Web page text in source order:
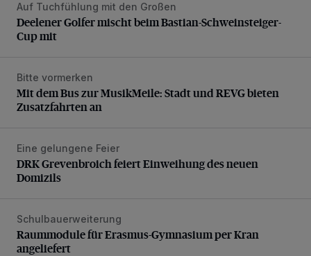
Deelener Golfer mischt beim Bastian-Schweinsteiger-
Auf Tuchfühlung mit den Großen
Deelener Golfer mischt beim Bastian-Schweinsteiger-
Cup mit
Mit dem Bus zur MusikMeile: Stadt und REVG bieten
Bitte vormerken
Mit dem Bus zur MusikMeile: Stadt und REVG bieten
Zusatzfahrten an
DRK Grevenbroich feiert Einweihung des neuen Domizils
Eine gelungene Feier
DRK Grevenbroich feiert Einweihung des neuen
Domizils
Raummodule für Erasmus-Gymnasium per Kran angeliefert
Schulbauerweiterung
Raummodule für Erasmus-Gymnasium per Kran
angeliefert